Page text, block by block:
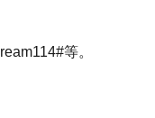
等。